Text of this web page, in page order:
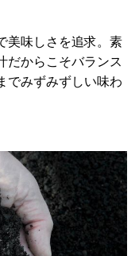
美味しさを追求。素
だからこそバランス
でみずみずしい味わ